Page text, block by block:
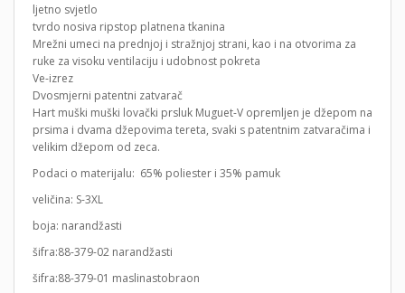
ljetno svjetlo
tvrdo nosiva ripstop platnena tkanina
Mrežni umeci na prednjoj i stražnjoj strani, kao i na otvorima za
ruke za visoku ventilaciju i udobnost pokreta
Ve-izrez
Dvosmjerni patentni zatvarač
Hart muški muški lovački prsluk Muguet-V opremljen je džepom na
prsima i dvama džepovima tereta, svaki s patentnim zatvaračima i
velikim džepom od zeca.
Podaci o materijalu: 65% poliester i 35% pamuk
veličina: S-3XL
boja: narandžasti
šifra:88-379-02 narandžasti
šifra:88-379-01 maslinastobraon